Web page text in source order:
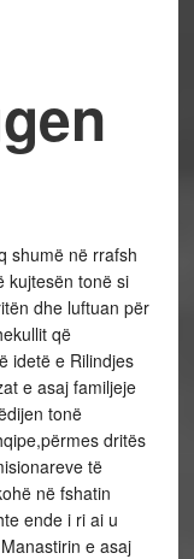
shumë në rrafsh
kujtesën tonë si
dhe luftuan për
që
idetë e Rilindjes
e asaj familjeje
tonë
dritës
të
në fshatin
ende i ri ai u
e asaj